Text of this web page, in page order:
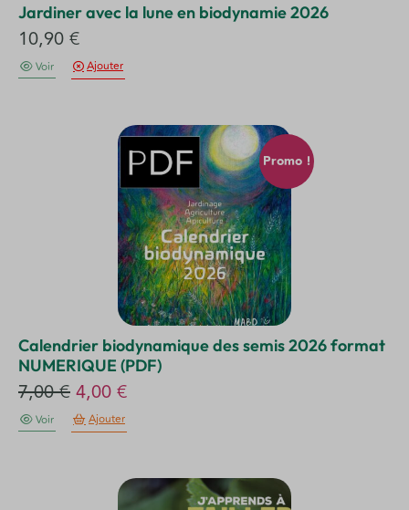
Jardiner avec la lune en biodynamie 2026
10,90€
Voir Ajouter
Promo !
Calendrier biodynamique des semis 2026 format
NUMERIQUE (PDF)
7,00€Le
prix
initial
7,00 €.
4,00€
4,00 €.
Voir Ajouter